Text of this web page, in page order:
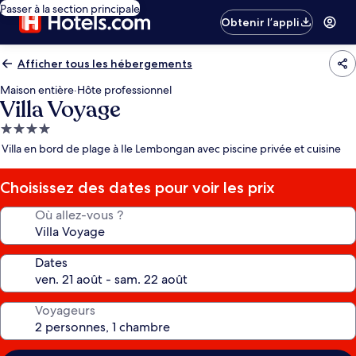
Passer à la section principale
Obtenir l’appli
Afficher tous les hébergements
Maison entière·Hôte professionnel
Villa Voyage
Hébergement
4.0 étoiles
Villa en bord de plage à Ile Lembongan avec piscine privée et cuisine
Choisissez des dates pour voir les prix
Où allez-vous ?
Dates
Voyageurs